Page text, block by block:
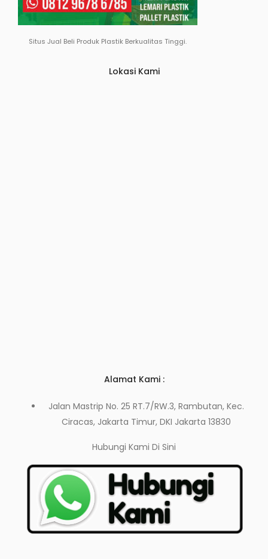
Situs Jual Beli Produk Plastik Berkualitas Tinggi.
Lokasi Kami
Alamat Kami :
Jalan Mastrip No. 25 RT.7/RW.3, Rambutan, Kec.
Ciracas, Jakarta Timur, DKI Jakarta 13830
Hubungi Kami Di Sini